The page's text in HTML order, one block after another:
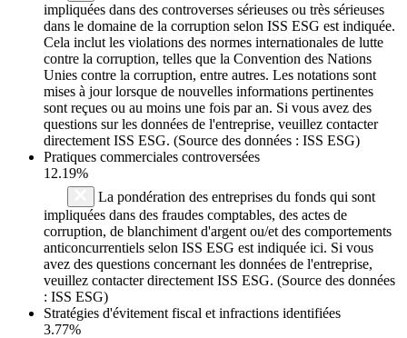
impliquées dans des controverses sérieuses ou très sérieuses
dans le domaine de la corruption selon ISS ESG est indiquée.
Cela inclut les violations des normes internationales de lutte
contre la corruption, telles que la Convention des Nations
Unies contre la corruption, entre autres. Les notations sont
mises à jour lorsque de nouvelles informations pertinentes
sont reçues ou au moins une fois par an. Si vous avez des
questions sur les données de l'entreprise, veuillez contacter
directement ISS ESG. (Source des données : ISS ESG)
Pratiques commerciales controversées
12.19%
La pondération des entreprises du fonds qui sont
impliquées dans des fraudes comptables, des actes de
corruption, de blanchiment d'argent ou/et des comportements
anticoncurrentiels selon ISS ESG est indiquée ici. Si vous
avez des questions concernant les données de l'entreprise,
veuillez contacter directement ISS ESG. (Source des données
: ISS ESG)
Stratégies d'évitement fiscal et infractions identifiées
3.77%